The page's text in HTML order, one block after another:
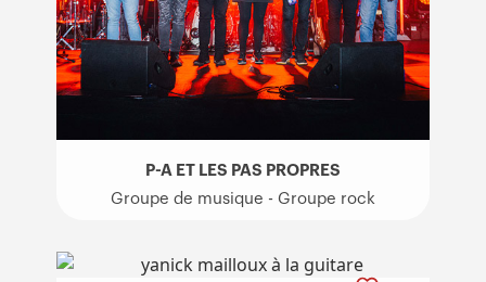
P-A ET LES PAS PROPRES
Groupe de musique - Groupe rock